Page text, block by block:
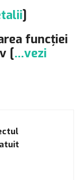
]
funcției
[…vezi